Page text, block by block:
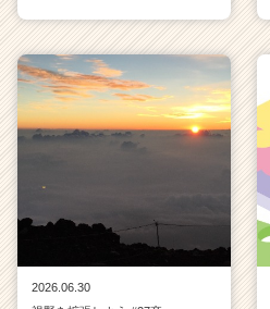
2026.06.30